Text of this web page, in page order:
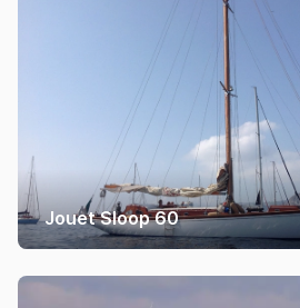
Jouet Sloop 60